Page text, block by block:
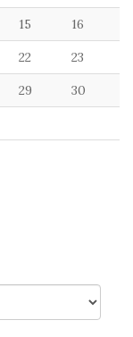
15 16
22 23
29 30